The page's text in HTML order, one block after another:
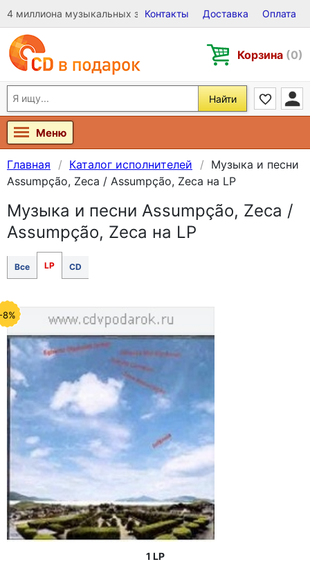
4 миллиона музыкальных записей на Виниле, CD и DVD
Контакты Доставка Оплата
Корзина (0)
Найти
Меню
Главная Каталог исполнителей
Музыка и песни
Assumpção, Zeca / Assumpção, Zeca на LP
Музыка и песни Assumpção, Zeca /
Assumpção, Zeca на LP
Все LP CD
8%
1 LP